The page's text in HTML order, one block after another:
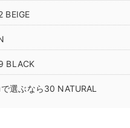
BEIGE
BLACK
選ぶなら30 NATURAL